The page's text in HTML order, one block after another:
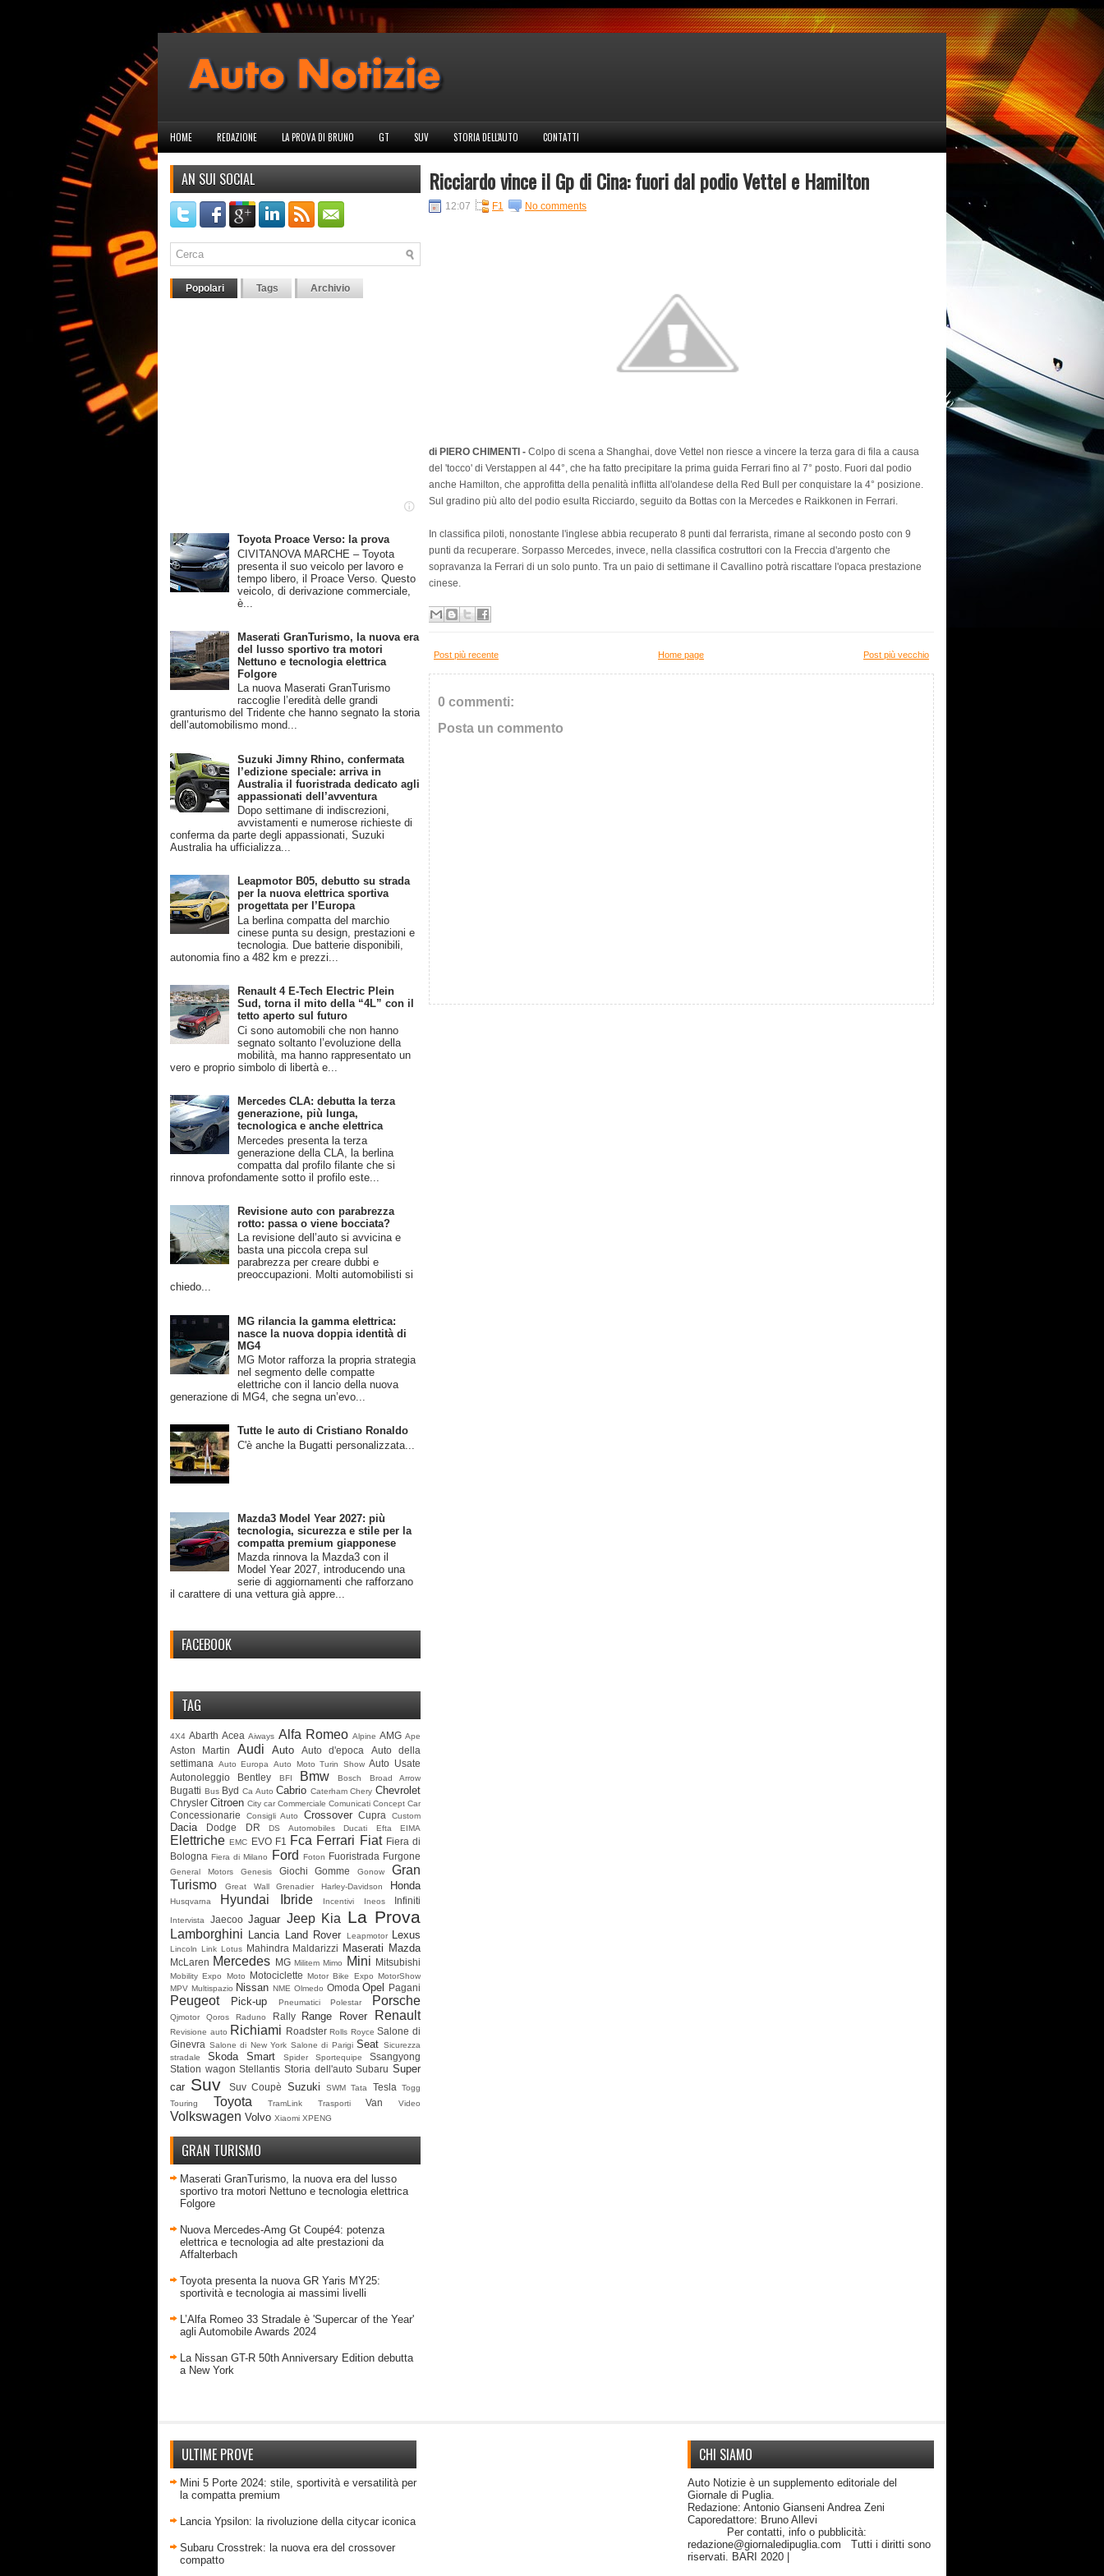
HOME REDAZIONE LA PROVA DI BRUNO GT SUV STORIA DELL'AUTO CONTATTI
AN SUI SOCIAL
Popolari Tags Archivio
Toyota Proace Verso: la prova
CIVITANOVA MARCHE – Toyota
presenta il suo veicolo per lavoro e
tempo libero, il Proace Verso. Questo
veicolo, di derivazione commerciale,
è...
Maserati GranTurismo, la nuova era
del lusso sportivo tra motori
Nettuno e tecnologia elettrica
Folgore
La nuova Maserati GranTurismo
raccoglie l’eredità delle grandi
granturismo del Tridente che hanno segnato la storia
dell’automobilismo mond...
Suzuki Jimny Rhino, confermata
l’edizione speciale: arriva in
Australia il fuoristrada dedicato agli
appassionati dell’avventura
Dopo settimane di indiscrezioni,
avvistamenti e numerose richieste di
conferma da parte degli appassionati, Suzuki
Australia ha ufficializza...
Leapmotor B05, debutto su strada
per la nuova elettrica sportiva
progettata per l’Europa
La berlina compatta del marchio
cinese punta su design, prestazioni e
tecnologia. Due batterie disponibili,
autonomia fino a 482 km e prezzi...
Renault 4 E-Tech Electric Plein
Sud, torna il mito della “4L” con il
tetto aperto sul futuro
Ci sono automobili che non hanno
segnato soltanto l’evoluzione della
mobilità, ma hanno rappresentato un
vero e proprio simbolo di libertà e...
Mercedes CLA: debutta la terza
generazione, più lunga,
tecnologica e anche elettrica
Mercedes presenta la terza
generazione della CLA, la berlina
compatta dal profilo filante che si
rinnova profondamente sotto il profilo este...
Revisione auto con parabrezza
rotto: passa o viene bocciata?
La revisione dell’auto si avvicina e
basta una piccola crepa sul
parabrezza per creare dubbi e
preoccupazioni. Molti automobilisti si
chiedo...
MG rilancia la gamma elettrica:
nasce la nuova doppia identità di
MG4
MG Motor rafforza la propria strategia
nel segmento delle compatte
elettriche con il lancio della nuova
generazione di MG4, che segna un’evo...
Tutte le auto di Cristiano Ronaldo
C'è anche la Bugatti personalizzata...
Mazda3 Model Year 2027: più
tecnologia, sicurezza e stile per la
compatta premium giapponese
Mazda rinnova la Mazda3 con il
Model Year 2027, introducendo una
serie di aggiornamenti che rafforzano
il carattere di una vettura già appre...
FACEBOOK
TAG
4X4 Abarth Acea Aiways Alfa Romeo Alpine AMG Ape
Aston Martin Audi Auto Auto d'epoca
Auto della
settimana
Auto Europa Auto Moto Turin Show Auto Usate
Autonoleggio
Bentley BFI Bmw Bosch Broad Arrow
Bugatti Bus Byd Ca Auto Cabrio Caterham Chery Chevrolet
Chrysler Citroen City car Commerciale Comunicati Concept Car
Concessionarie Consigli Auto Crossover Cupra Custom
Dacia Dodge DR DS Automobiles Ducati Efta EIMA
Elettriche EMC EVO F1 Fca Ferrari Fiat Fiera di
Bologna Fiera di Milano Ford Foton Fuoristrada Furgone
General Motors Genesis Giochi Gomme Gonow
Gran
Turismo
Great Wall Grenadier Harley-Davidson Honda
Husqvarna Hyundai Ibride Incentivi Ineos Infiniti
Intervista Jaecoo Jaguar Jeep Kia La Prova
Lamborghini Lancia Land Rover Leapmotor Lexus
Lincoln Link Lotus Mahindra Maldarizzi Maserati Mazda
McLaren Mercedes MG Militem Mimo Mini Mitsubishi
Mobility Expo Moto Motociclette Motor Bike Expo MotorShow
MPV Multispazio Nissan NME Olmedo Omoda Opel Pagani
Peugeot Pick-up Pneumatici Polestar Porsche
Qjmotor Qoros Raduno Rally Range Rover Renault
Revisione auto Richiami Roadster Rolls Royce Salone di
Ginevra Salone di New York Salone di Parigi Seat Sicurezza
stradale
Skoda Smart Spider Sportequipe
Ssangyong
Station wagon Stellantis Storia dell'auto Subaru Super
car Suv Suv Coupè Suzuki SWM Tata Tesla
Togg
Touring
Toyota TramLink Trasporti Van Video
Volkswagen Volvo Xiaomi XPENG
GRAN TURISMO
Maserati GranTurismo, la nuova era del lusso
sportivo tra motori Nettuno e tecnologia elettrica
Folgore
Nuova Mercedes-Amg Gt Coupé4: potenza
elettrica e tecnologia ad alte prestazioni da
Affalterbach
Toyota presenta la nuova GR Yaris MY25:
sportività e tecnologia ai massimi livelli
L’Alfa Romeo 33 Stradale è 'Supercar of the Year'
agli Automobile Awards 2024
La Nissan GT-R 50th Anniversary Edition debutta
a New York
Ricciardo vince il Gp di Cina: fuori dal podio Vettel e Hamilton
12:07 F1 No comments
di PIERO CHIMENTI - Colpo di scena a Shanghai, dove Vettel non riesce a vincere la terza gara di fila a causa
del 'tocco' di Verstappen al 44°, che ha fatto precipitare la prima guida Ferrari fino al 7° posto. Fuori dal podio
anche Hamilton, che approfitta della penalità inflitta all'olandese della Red Bull per conquistare la 4° posizione.
Sul gradino più alto del podio esulta Ricciardo, seguito da Bottas con la Mercedes e Raikkonen in Ferrari.
In classifica piloti, nonostante l'inglese abbia recuperato 8 punti dal ferrarista, rimane al secondo posto con 9
punti da recuperare. Sorpasso Mercedes, invece, nella classifica costruttori con la Freccia d'argento che
sopravanza la Ferrari di un solo punto. Tra un paio di settimane il Cavallino potrà riscattare l'opaca prestazione
cinese.
Post più recente Post più vecchio
Home page
0 commenti:
Posta un commento
ULTIME PROVE
Mini 5 Porte 2024: stile, sportività e versatilità per
la compatta premium
Lancia Ypsilon: la rivoluzione della citycar iconica
Subaru Crosstrek: la nuova era del crossover
compatto
CHI SIAMO
Auto Notizie è un supplemento editoriale del
Giornale di Puglia.
Redazione: Antonio Gianseni Andrea Zeni
Caporedattore: Bruno Allevi
Per contatti, info o pubblicità:
redazione@giornaledipuglia.com Tutti i diritti sono
riservati. BARI 2020 |